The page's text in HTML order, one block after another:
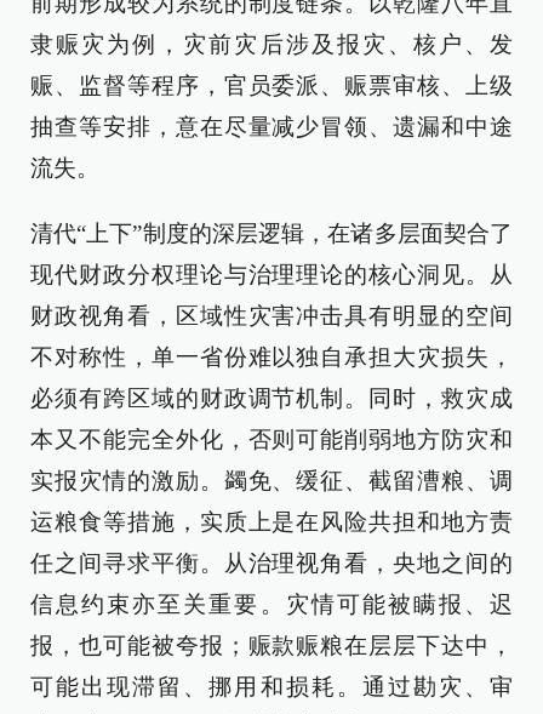
隶赈灾为例，灾前灾后涉及报灾、核户、发
赈、监督等程序，官员委派、赈票审核、上级
抽查等安排，意在尽量减少冒领、遗漏和中途
流失。
清代“上下”制度的深层逻辑，在诸多层面契合了
现代财政分权理论与治理理论的核心洞见。从
财政视角看，区域性灾害冲击具有明显的空间
不对称性，单一省份难以独自承担大灾损失，
必须有跨区域的财政调节机制。同时，救灾成
本又不能完全外化，否则可能削弱地方防灾和
实报灾情的激励。蠲免、缓征、截留漕粮、调
运粮食等措施，实质上是在风险共担和地方责
任之间寻求平衡。从治理视角看，央地之间的
信息约束亦至关重要。灾情可能被瞒报、迟
报，也可能被夸报；赈款赈粮在层层下达中，
可能出现滞留、挪用和损耗。通过勘灾、审